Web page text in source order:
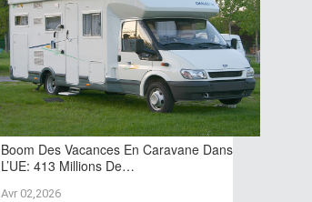
Boom Des Vacances En Caravane Dans
L’UE: 413 Millions De…
Avr 02,2026